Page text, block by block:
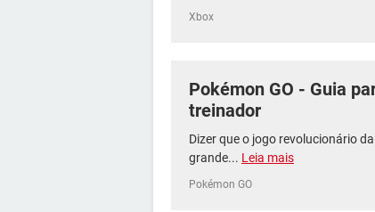
Xbox
Pokémon GO - Guia
treinador
Dizer que o jogo revolucionário
grande... Leia mais
Pokémon GO